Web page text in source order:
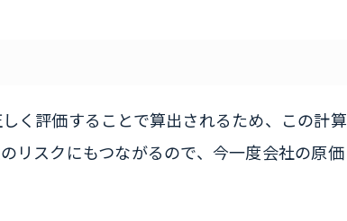
く評価することで算出されるため、この計算
リスクにもつながるので、今一度会社の原価